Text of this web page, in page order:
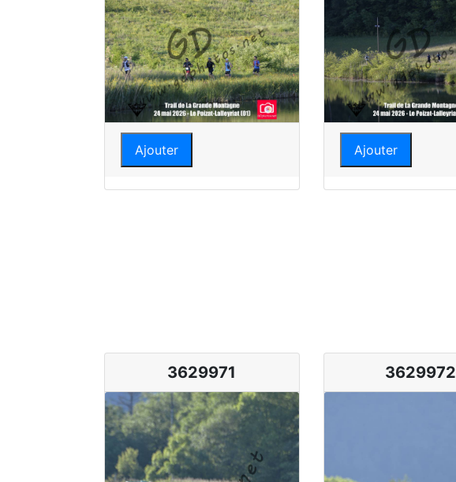
Ajouter Ajouter
3629971 3629972